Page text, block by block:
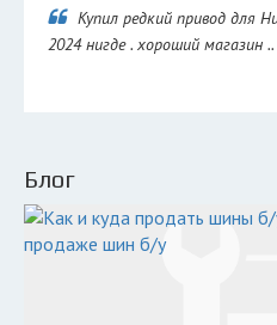
Купил редкий привод для
2024 нигде . хороший магазин
Блог